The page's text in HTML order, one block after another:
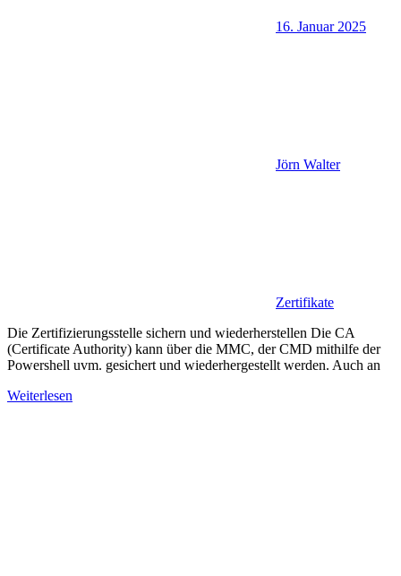
16. Januar 2025
Jörn Walter
Zertifikate
Die Zertifizierungsstelle sichern und wiederherstellen Die CA
(Certificate Authority) kann über die MMC, der CMD mithilfe der
Powershell uvm. gesichert und wiederhergestellt werden. Auch an
Weiterlesen